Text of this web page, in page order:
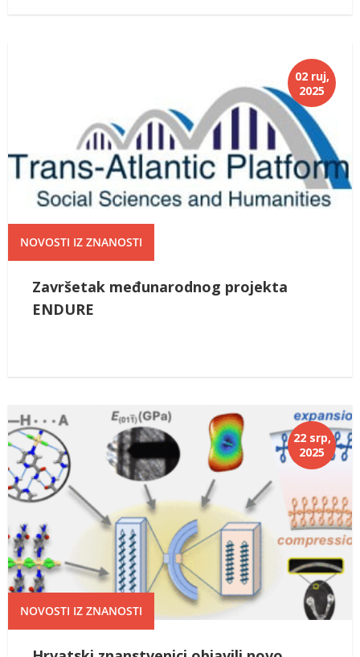
02 ruj,
2025
NOVOSTI IZ ZNANOSTI
Završetak međunarodnog projekta
ENDURE
22 srp,
2025
NOVOSTI IZ ZNANOSTI